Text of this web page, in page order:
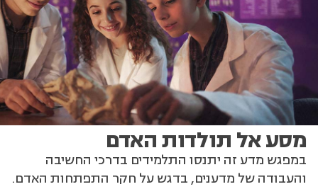
מסע אל תולדות האדם
במפגש מדע זה יתנסו התלמידים בדרכי החשיבה
והעבודה של מדענים, בדגש על חקר התפתחות האדם.